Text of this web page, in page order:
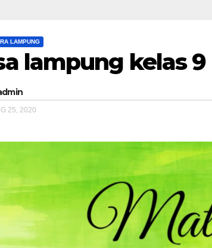
LAMPUNG
lampung kelas
25, 2020